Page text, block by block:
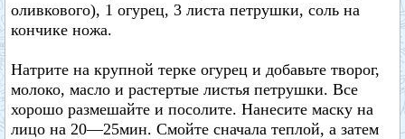
оливкового), 1 огурец, 3 листа петрушки, соль на
кончике ножа.
Натрите на крупной терке огурец и добавьте творог,
молоко, масло и растертые листья петрушки. Все
хорошо размешайте и посолите. Нанесите маску на
лицо на 20—25мин. Смойте сначала теплой, а затем